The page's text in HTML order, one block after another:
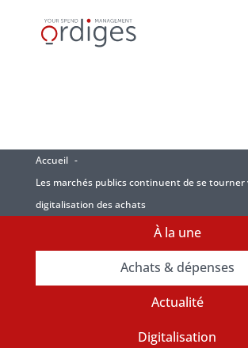
Accueil
Les marchés publics continuent de se tourner
digitalisation des achats
À la une
Achats & dépenses
Actualité
Digitalisation